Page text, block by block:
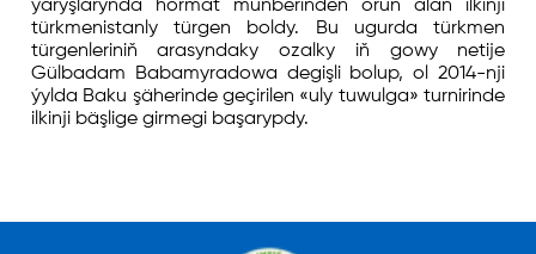
ýaryşlarynda hormat münberinden orun alan ilkinji
türkmenistanly türgen boldy. Bu ugurda türkmen
türgenleriniň arasyndaky ozalky iň gowy netije
Gülbadam Babamyradowa degişli bolup, ol 2014-nji
ýylda Baku şäherinde geçirilen «uly tuwulga» turnirinde
ilkinji bäşlige girmegi başarypdy.